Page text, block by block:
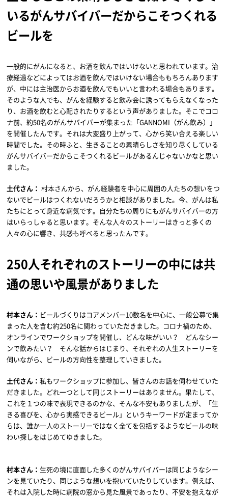
いるがんサバイバーだからこそつくれる
ビールを
一般的にがんになると、お酒を飲んではいけないと思われています。治
療経過などによってはお酒を飲んではいけない場合ももちろんあります
が、中には主治医からお酒を飲んでもいいと言われる場合もあります。
そのような人でも、がんを経験すると飲み会に誘ってもらえなくなった
り、お酒を飲むと心配されたりするという声がありました。そこでコロ
ナ前、約50名のがんサバイバーが集まった「GANNOMI（がん飲み）」
を開催したんです。それは大変盛り上がって、心から笑い合える楽しい
時間でした。その時ふと、生きることの素晴らしさを知り尽くしている
がんサバイバーだからこそつくれるビールがあるんじゃないかなと思い
ました。
土代さん：村本さんから、がん経験者を中心に周囲の人たちの想いをつ
ないでビールはつくれないだろうかと相談がありました。今、がんは私
たちにとって身近な病気です。自分たちの周りにもがんサバイバーの方
はいらっしゃると思います。そんな人々のストーリーはきっと多くの
人々の心に響き、共感も呼べると思ったんです。
250人それぞれのストーリーの中には共
通の思いや風景がありました
村本さん： ビールづくりはコアメンバー10数名を中心に、一般公募で集
まった人を含む約250名に関わっていただきました。コロナ禍のため、
オンラインでワークショップを開催し、どんな味がいい？ どんなシー
ンで飲みたい？ そんな話からはじまり、それぞれの人生ストーリーを
伺いながら、ビールの方向性を整理していきました。
土代さん：私もワークショップに参加し、皆さんのお話を伺わせていた
だきました。どれ一つとして同じストーリーはありません。果たして、
これを１つの味で表現できるのかな、そんな不安もありましたが、「生
きる喜びを、心から実感できるビール」というキーワードが定まってか
らは、誰か一人のストーリーではなく全てを包括するようなビールの味
わい探しをはじめてゆきました。
村本さん： 生死の境に直面した多くのがんサバイバーは同じようなシー
ンを見ていたり、同じような想いを抱いていたりしています。例えば、
それは入院した時に病院の窓から見た風景であったり、不安を抱えなが